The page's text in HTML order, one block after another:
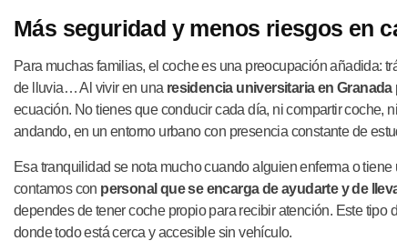
Más seguridad y menos riesgos en
Para muchas familias, el coche es una preocupación añadida:
de lluvia… Al vivir en una residencia universitaria en Granada
ecuación. No tienes que conducir cada día, ni compartir coche,
andando, en un entorno urbano con presencia constante de
Esa tranquilidad se nota mucho cuando alguien enferma o
contamos con personal que se encarga de ayudarte y de
dependes de tener coche propio para recibir atención. Este
donde todo está cerca y accesible sin vehículo.